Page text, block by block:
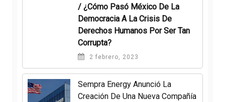
/ ¿Cómo Pasó México De La
Democracia A La Crisis De
Derechos Humanos Por Ser Tan
Corrupta?
2 febrero, 2023
Sempra Energy Anunció La
Creación De Una Nueva Compañía